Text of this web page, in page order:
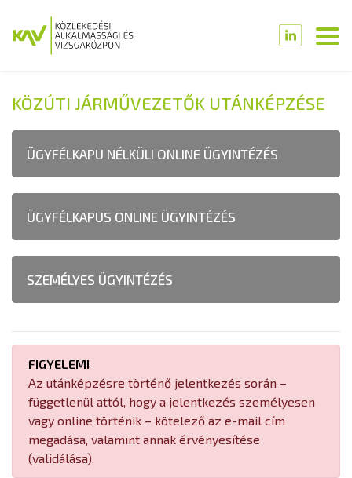
KÖZÚTI JÁRMŰVEZETŐK UTÁNKÉPZÉSE
ÜGYFÉLKAPU NÉLKÜLI ONLINE ÜGYINTÉZÉS
ÜGYFÉLKAPUS ONLINE ÜGYINTÉZÉS
SZEMÉLYES ÜGYINTÉZÉS
FIGYELEM!
Az utánképzésre történő jelentkezés során –
függetlenül attól, hogy a jelentkezés személyesen
vagy online történik – kötelező az e-mail cím
megadása, valamint annak érvényesítése
(validálása).